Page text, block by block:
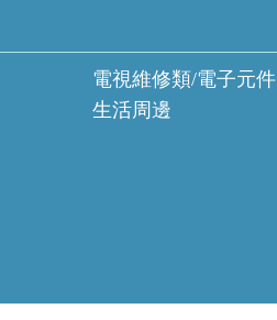
電視維修類/電子元件
生活周邊